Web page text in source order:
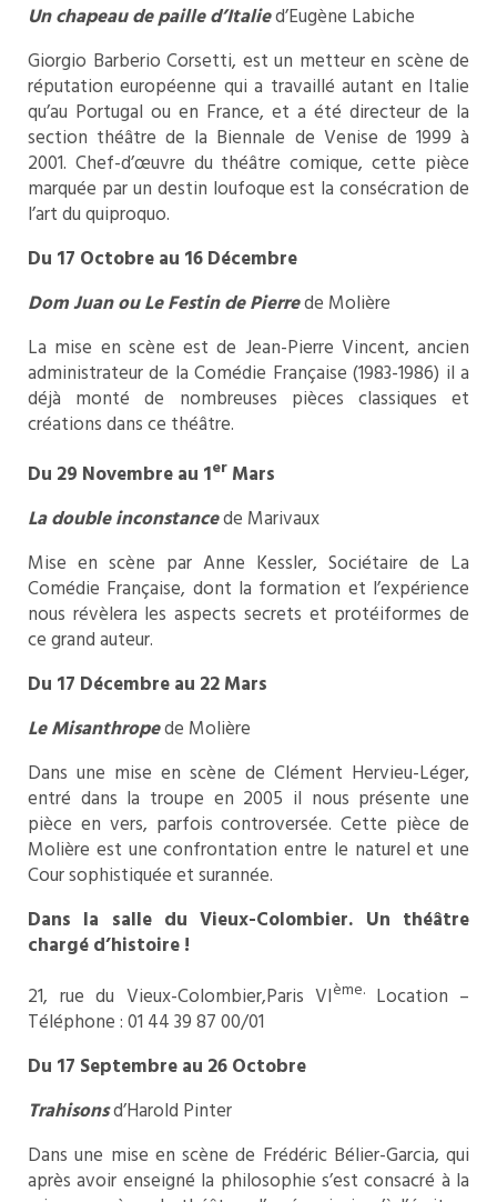
Un chapeau de paille d’Italied’Eugène Labiche
Giorgio Barberio Corsetti, est un metteur en scène de
réputation européenne qui a travaillé autant en Italie
qu’au Portugal ou en France, et a été directeur de la
section théâtre de la Biennale de Venise de 1999 à
2001. Chef-d’œuvre du théâtre comique, cette pièce
marquée par un destin loufoque est la consécration de
l’art du quiproquo.
Du 17 Octobre au 16 Décembre
Dom Juan ou Le Festin de Pierrede Molière
La mise en scène est de Jean-Pierre Vincent, ancien
administrateur de la Comédie Française (1983-1986) il a
déjà monté de nombreuses pièces classiques et
créations dans ce théâtre.
Du 29 Novembre au 1er Mars
La double inconstancede Marivaux
Mise en scène par Anne Kessler, Sociétaire de La
Comédie Française, dont la formation et l’expérience
nous révèlera les aspects secrets et protéiformes de
ce grand auteur.
Du 17 Décembre au 22 Mars
Le Misanthropede Molière
Dans une mise en scène de Clément Hervieu-Léger,
entré dans la troupe en 2005 il nous présente une
pièce en vers, parfois controversée. Cette pièce de
Molière est une confrontation entre le naturel et une
Cour sophistiquée et surannée.
Dans la salle du Vieux-Colombier. Un théâtre
chargé d’histoire !
21, rue du Vieux-Colombier,Paris VIème. Location –
Téléphone : 01 44 39 87 00/01
Du 17 Septembre au 26 Octobre
Trahisonsd’Harold Pinter
Dans une mise en scène de Frédéric Bélier-Garcia, qui
après avoir enseigné la philosophie s’est consacré à la